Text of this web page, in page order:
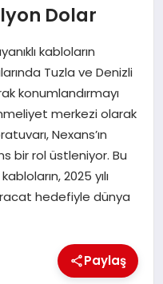
Dolar
kabloların
Tuzla ve Denizli
konumlandırmayı
merkezi olarak
Nexans’ın
bir rol üstleniyor. Bu
2025 yılı
hedefiyle dünya
Paylaş